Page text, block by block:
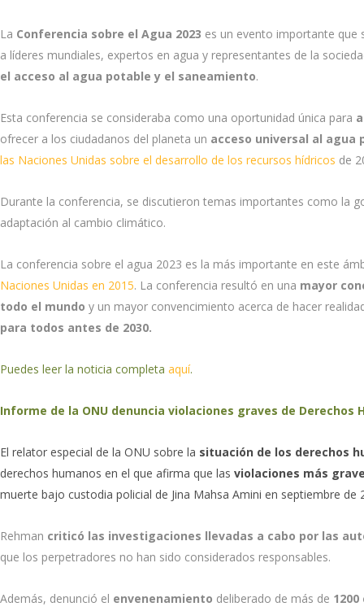
La Conferencia sobre el Agua 2023 es un evento importante que
a líderes mundiales, expertos en agua y representantes de la
el acceso al agua potable y el saneamiento.
Esta conferencia se consideraba como una oportunidad única para
ofrecer a los ciudadanos del planeta un acceso universal al
las Naciones Unidas sobre el desarrollo de los recursos hídricos de
Durante la conferencia, se discutieron temas importantes como la
adaptación al cambio climático.
La conferencia sobre el agua 2023 es la más importante en este
Naciones Unidas en 2015. La conferencia resultó en una mayor
todo el mundo y un mayor convencimiento acerca de hacer
para todos antes de 2030.
Puedes leer la noticia completa aquí.
Informe de la ONU denuncia violaciones graves de Derechos
El relator especial de la ONU sobre la situación de los derechos
derechos humanos en el que afirma que las violaciones más
muerte bajo custodia policial de Jina Mahsa Amini en septiembre de
Rehman criticó las investigaciones llevadas a cabo por las
que los perpetradores no han sido considerados responsables.
Además, denunció el envenenamiento deliberado de más de